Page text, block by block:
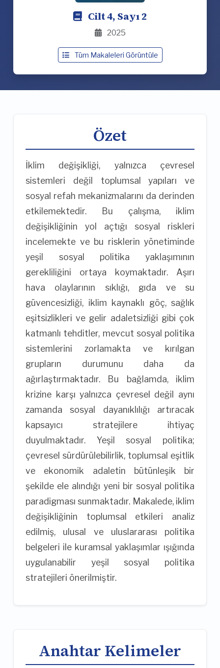
Cilt 4, Sayı 2
2025
Tüm Makaleleri Görüntüle
Özet
İklim değişikliği, yalnızca çevresel
sistemleri değil toplumsal yapıları ve
sosyal refah mekanizmalarını da derinden
etkilemektedir. Bu çalışma, iklim
değişikliğinin yol açtığı sosyal riskleri
incelemekte ve bu risklerin yönetiminde
yeşil sosyal politika yaklaşımının
gerekliliğini ortaya koymaktadır. Aşırı
hava olaylarının sıklığı, gıda ve su
güvencesizliği, iklim kaynaklı göç, sağlık
eşitsizlikleri ve gelir adaletsizliği gibi çok
katmanlı tehditler, mevcut sosyal politika
sistemlerini zorlamakta ve kırılgan
grupların durumunu daha da
ağırlaştırmaktadır. Bu bağlamda, iklim
krizine karşı yalnızca çevresel değil aynı
zamanda sosyal dayanıklılığı artıracak
kapsayıcı stratejilere ihtiyaç
duyulmaktadır. Yeşil sosyal politika;
çevresel sürdürülebilirlik, toplumsal eşitlik
ve ekonomik adaletin bütünleşik bir
şekilde ele alındığı yeni bir sosyal politika
paradigması sunmaktadır. Makalede, iklim
değişikliğinin toplumsal etkileri analiz
edilmiş, ulusal ve uluslararası politika
belgeleri ile kuramsal yaklaşımlar ışığında
uygulanabilir yeşil sosyal politika
stratejileri önerilmiştir.
Anahtar Kelimeler